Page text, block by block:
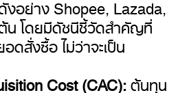
น โดยมีดัชนีชี้วัดสำคัญที่
ดสั่งซื้อ ไม่ว่าจะเป็น
Cost (CAC):ต้นทุน